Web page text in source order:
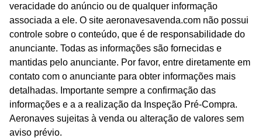
veracidade do anúncio ou de qualquer informação
associada a ele. O site aeronavesavenda.com não possui
controle sobre o conteúdo, que é de responsabilidade do
anunciante. Todas as informações são fornecidas e
mantidas pelo anunciante. Por favor, entre diretamente em
contato com o anunciante para obter informações mais
detalhadas. Importante sempre a confirmação das
informações e a a realização da Inspeção Pré-Compra.
Aeronaves sujeitas à venda ou alteração de valores sem
aviso prévio.